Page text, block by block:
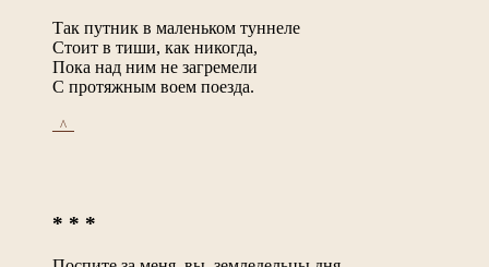
Так путник в маленьком туннеле
Стоит в тиши, как никогда,
Пока над ним не загремели
С протяжным воем поезда.
_^_
* * *